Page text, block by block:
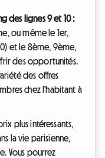
des lignes 9 et 10 :
ou même le 1er,
et le 8ème, 9ème,
des opportunités.
des offres
chez l'habitant à
plus intéressants,
la vie parisienne,
Vous pourrez